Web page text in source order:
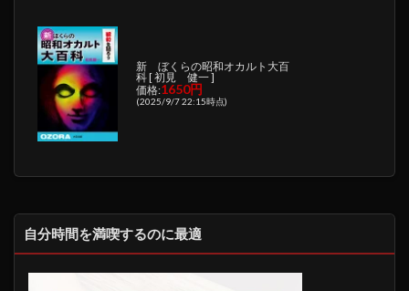
新 ぼくらの昭和オカルト大百
科 [ 初見 健一 ]
価格:1650円
(2025/9/7 22:15時点)
自分時間を満喫するのに最適